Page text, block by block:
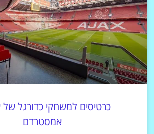
כרטיסים למשחקי כדורגל של
אמסטרדם